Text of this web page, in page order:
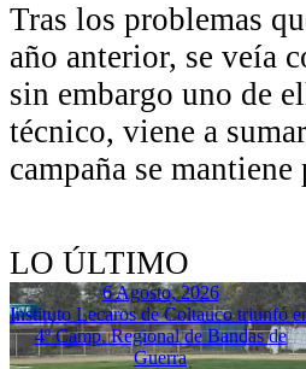
Tras los problemas
año anterior, se veía
sin embargo uno de
técnico, viene a
campaña se
LO ÚLTIMO
6 Agosto, 2026
Instituto Lecaros de Coltauco triunfó
4º Camp. Regional de Bandas de
Guerra